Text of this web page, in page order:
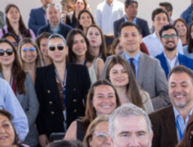
SLEP
Año
Cataldo y
Rodrigo